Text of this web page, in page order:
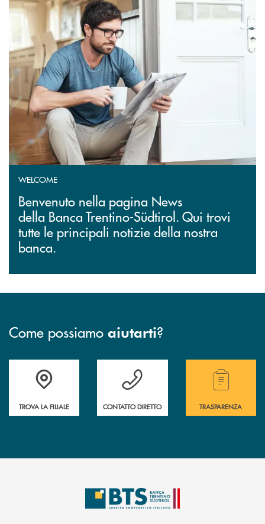
WELCOME
Benvenuto nella pagina News
della Banca Trentino-Südtirol. Qui trovi
tutte le principali notizie della nostra
banca.
Come possiamo aiutarti?
Accedi all' elenco completo delle filiali.
TROVA LA FILIALE
Hai bisogno di assistenza immediata?
CONTATTO DIRETTO
Hai bisogno di
TRASPARENZA